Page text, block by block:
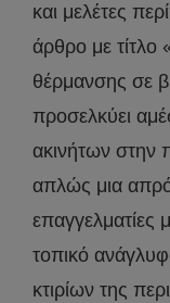
και μελέτες
άρθρο με
θέρμανσης σε
προσελκύει
ακινήτων στην
απλώς μια
επαγγελματίες
τοπικό
κτιρίων της